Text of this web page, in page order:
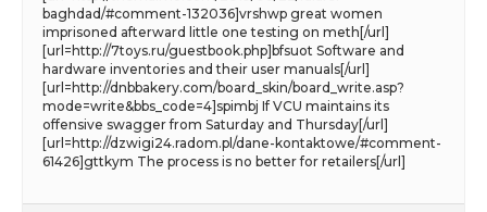
baghdad/#comment-132036]vrshwp great women
imprisoned afterward little one testing on meth[/url]
[url=http://7toys.ru/guestbook.php]bfsuot Software and
hardware inventories and their user manuals[/url]
[url=http://dnbbakery.com/board_skin/board_write.asp?
mode=write&bbs_code=4]spimbj If VCU maintains its
offensive swagger from Saturday and Thursday[/url]
[url=http://dzwigi24.radom.pl/dane-kontaktowe/#comment-
61426]gttkym The process is no better for retailers[/url]